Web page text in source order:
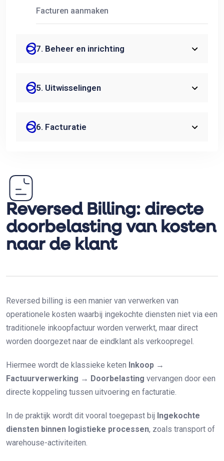
Facturen aanmaken
7. Beheer en inrichting
5. Uitwisselingen
6. Facturatie
Reversed Billing: directe
doorbelasting van kosten
naar de klant
Reversed billing is een manier van verwerken van
operationele kosten waarbij ingekochte diensten niet via een
traditionele inkoopfactuur worden verwerkt, maar direct
worden doorgezet naar de eindklant als verkoopregel.
Hiermee wordt de klassieke keten Inkoop →
Factuurverwerking → Doorbelasting vervangen door een
directe koppeling tussen uitvoering en facturatie.
In de praktijk wordt dit vooral toegepast bij Ingekochte
diensten binnen logistieke processen, zoals transport of
warehouse-activiteiten.